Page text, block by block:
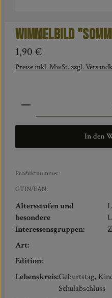
Wimmelbild
Regulärer Preis:
1,90 €
Preise inkl. MwSt. zzgl.
Produkt Anzahl: Gib
In den
Produktnummer:
GTIN/EAN:
Altersstufen und
besondere
Interessensgruppen:
Art:
Edition:
Lebenskreis:Geburtstag,
Schulabschluss